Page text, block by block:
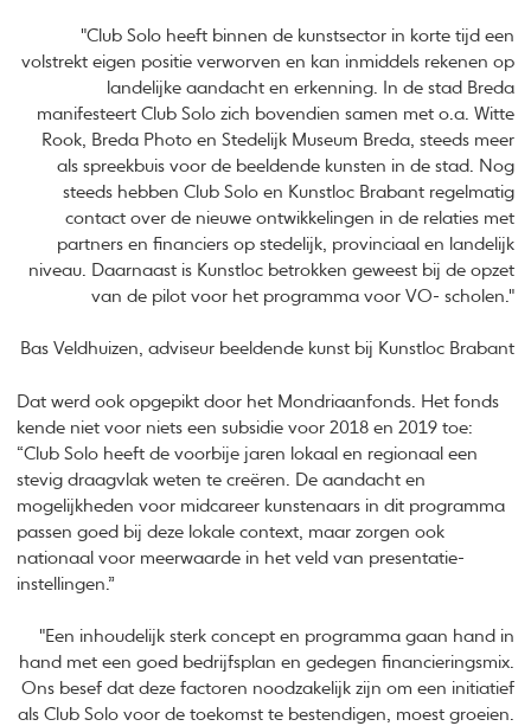
"Club Solo heeft binnen de kunstsector in korte tijd een
volstrekt eigen positie verworven en kan inmiddels rekenen op
landelijke aandacht en erkenning. In de stad Breda
manifesteert Club Solo zich bovendien samen met o.a. Witte
Rook, Breda Photo en Stedelijk Museum Breda, steeds meer
als spreekbuis voor de beeldende kunsten in de stad. Nog
steeds hebben Club Solo en Kunstloc Brabant regelmatig
contact over de nieuwe ontwikkelingen in de relaties met
partners en financiers op stedelijk, provinciaal en landelijk
niveau. Daarnaast is Kunstloc betrokken geweest bij de opzet
van de pilot voor het programma voor VO- scholen."
Bas Veldhuizen, adviseur beeldende kunst bij Kunstloc Brabant
Dat werd ook opgepikt door het Mondriaanfonds. Het fonds
kende niet voor niets een subsidie voor 2018 en 2019 toe:
“Club Solo heeft de voorbije jaren lokaal en regionaal een
stevig draagvlak weten te creëren. De aandacht en
mogelijkheden voor midcareer kunstenaars in dit programma
passen goed bij deze lokale context, maar zorgen ook
nationaal voor meerwaarde in het veld van presentatie-
instellingen.”
"Een inhoudelijk sterk concept en programma gaan hand in
hand met een goed bedrijfsplan en gedegen financieringsmix.
Ons besef dat deze factoren noodzakelijk zijn om een initiatief
als Club Solo voor de toekomst te bestendigen, moest groeien.